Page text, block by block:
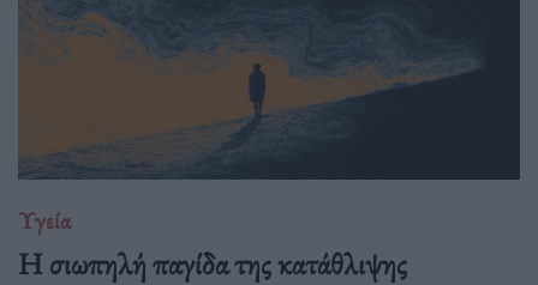
Υγεία
Η σιωπηλή παγίδα της κατάθλιψης